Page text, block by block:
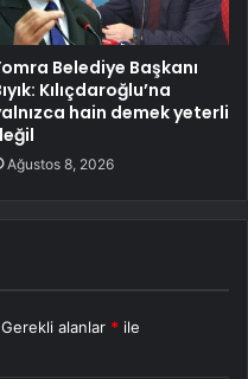
Belediye Başkanı
Kılıçdaroğlu’na
hain demek yeterli
Ağustos 8, 2026
Gerekli alanlar * ile